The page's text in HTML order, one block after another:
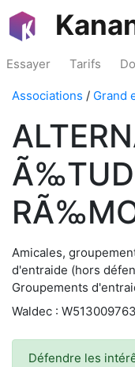
Essayer Tarifs
Associations / Grand
Amicales,
d'entraide (hors
Groupements
Waldec : W513009763
Défendre les